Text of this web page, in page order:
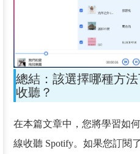
總結：該選擇哪種方
收聽？
在本篇文章中，您將學習如
線收聽 Spotify。如果您訂閱